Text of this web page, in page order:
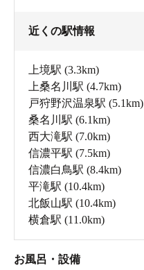
近くの駅情報
上境駅 (3.3km)
上桑名川駅 (4.7km)
戸狩野沢温泉駅 (5.1km)
桑名川駅 (6.1km)
西大滝駅 (7.0km)
信濃平駅 (7.5km)
信濃白鳥駅 (8.4km)
平滝駅 (10.4km)
北飯山駅 (10.4km)
横倉駅 (11.0km)
お風呂・設備